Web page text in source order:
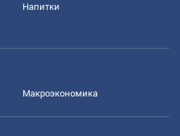
Напитки
Mакроэкономика